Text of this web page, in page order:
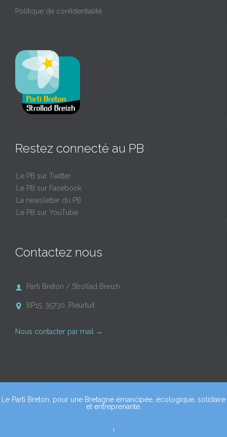
Politique de confidentialité
Restez connecté au PB
Le PB sur Twitter
Le PB sur Facebook
La newsletter du PB
Le PB sur YouTube
Contactez nous
 Parti Breton / Strollad Breizh
 BP15, 35730, Pleurtuit
Nous contacter par mail →
Le Parti Breton, pour une Bretagne émancipée, écologique, solidaire
et entreprenante.
↑